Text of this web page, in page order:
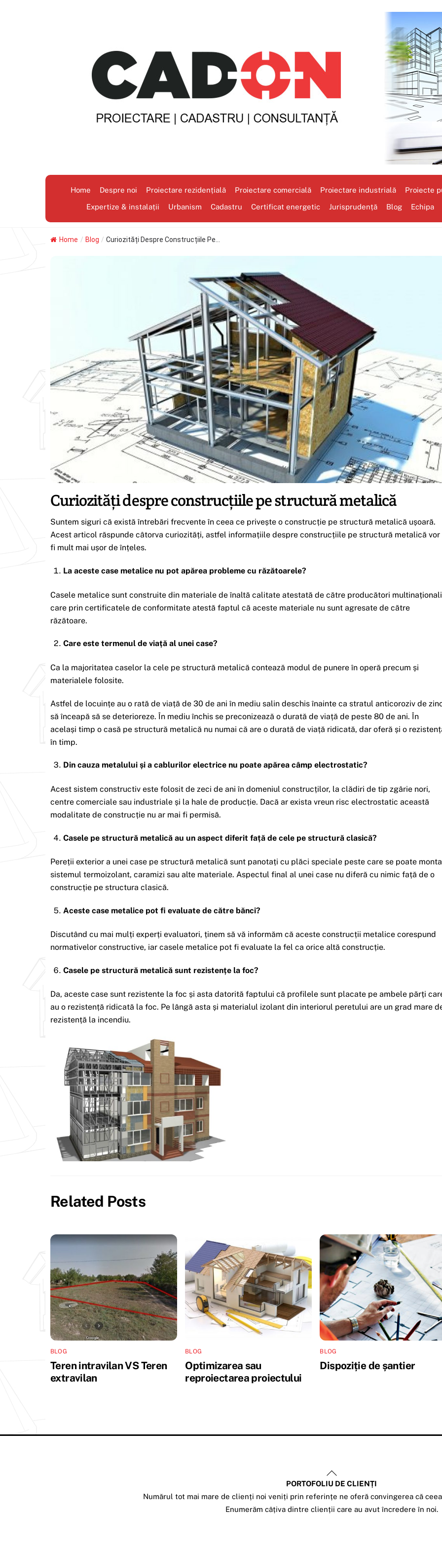
Home Despre noi Proiectare rezidențială Proiectare comercială Proiectare industrială
Proiecte
Expertize & instalații
Urbanism Cadastru Certificat energetic Jurisprudență Blog Echipa
Home / Blog / Curiozități Despre Construcțiile Pe...
Curiozități despre construcțiile pe structură metalică
Suntem siguri că există întrebări frecvente în ceea ce privește o construcție pe structură metalică ușoară.
Acest articol răspunde câtorva curiozități, astfel informațiile despre construcțiile pe structură metalică vor
fi mult mai ușor de înțeles.
La aceste case metalice nu pot apărea probleme cu răzătoarele?
Casele metalice sunt construite din materiale de înaltă calitate atestată de către producători
care prin certificatele de conformitate atestă faptul că aceste materiale nu sunt agresate de către
răzătoare.
Care este termenul de viață al unei case?
Ca la majoritatea caselor la cele pe structură metalică contează modul de punere în operă precum și
materialele folosite.
Astfel de locuințe au o rată de viață de 30 de ani în mediu salin deschis înainte ca stratul anticoroziv de
să înceapă să se deterioreze. În mediu închis se preconizează o durată de viață de peste 80 de ani. În
același timp o casă pe structură metalică nu numai că are o durată de viață ridicată, dar oferă și o
în timp.
Din cauza metalului și a cablurilor electrice nu poate apărea câmp electrostatic?
Acest sistem constructiv este folosit de zeci de ani în domeniul construcților, la clădiri de tip zgârie nori,
centre comerciale sau industriale și la hale de producție. Dacă ar exista vreun risc electrostatic această
modalitate de construcție nu ar mai fi permisă.
Casele pe structură metalică au un aspect diferit față de cele pe structură clasică?
Pereții exterior a unei case pe structură metalică sunt panotați cu plăci speciale peste care se poate monta
sistemul termoizolant, caramizi sau alte materiale. Aspectul final al unei case nu diferă cu nimic față de o
construcție pe structura clasică.
Aceste case metalice pot fi evaluate de către bănci?
Discutând cu mai mulți experți evaluatori, ținem să vă informăm că aceste construcții metalice corespund
normativelor constructive, iar casele metalice pot fi evaluate la fel ca orice altă construcție.
Casele pe structură metalică sunt rezistențe la foc?
Da, aceste case sunt rezistente la foc și asta datorită faptului că profilele sunt placate pe ambele părți
au o rezistență ridicată la foc. Pe lângă asta și materialul izolant din interiorul peretului are un grad mare
rezistență la incendiu.
Related Posts
BLOG
Teren intravilan VS Teren
extravilan
BLOG
Optimizarea sau
reproiectarea proiectului
BLOG
Dispoziție de șantier
Back
To
Top
PORTOFOLIU DE CLIENȚI
Numărul tot mai mare de clienți noi veniți prin referințe ne oferă convingerea că
Enumerăm câțiva dintre clienții care au avut încredere în noi.